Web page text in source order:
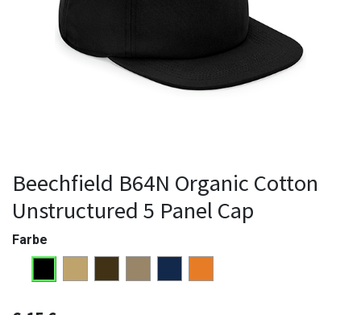
Beechfield B64N Organic Cotton
Unstructured 5 Panel Cap
Farbe